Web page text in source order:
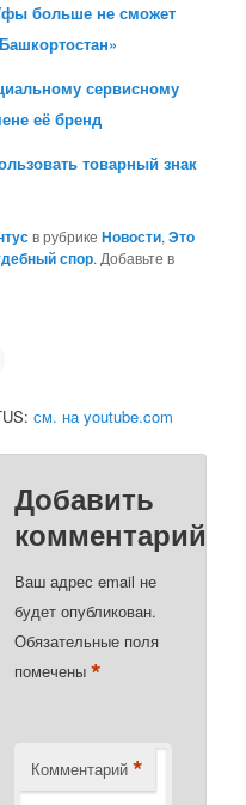
больше не сможет
сервисному
её бренд
товарный знак
в рубрикеНовости,Это
спор. Добавьте в
см. на youtube.com
Добавить
комментарий
Ваш адрес email не
будет опубликован.
Обязательные поля
помечены*
Комментарий *